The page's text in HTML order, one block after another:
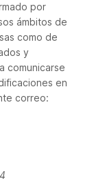
por
ámbitos de
como de
y
comunicarse
en
correo: